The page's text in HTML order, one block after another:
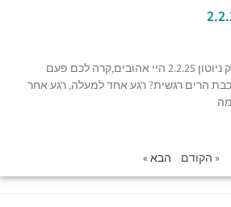
המסר השבועי מפי אייזק ניוטון 2.2.25 היי אהובים,קרה לכם פעם
הרים רגשית? רגע אחד למעלה, רגע אחר
« הקודם הבא »